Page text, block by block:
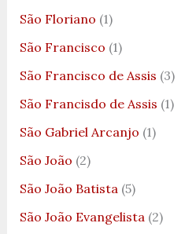
São Floriano (1)
São Francisco (1)
São Francisco de Assis (3)
São Francisdo de Assis (1)
São Gabriel Arcanjo (1)
São João (2)
São João Batista(5)
São João Evangelista(2)